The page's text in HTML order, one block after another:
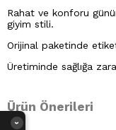
Rahat ve konforu
giyim stili.
Orijinal paketinde
Üretiminde sağlığa
Ürün Önerileri
›